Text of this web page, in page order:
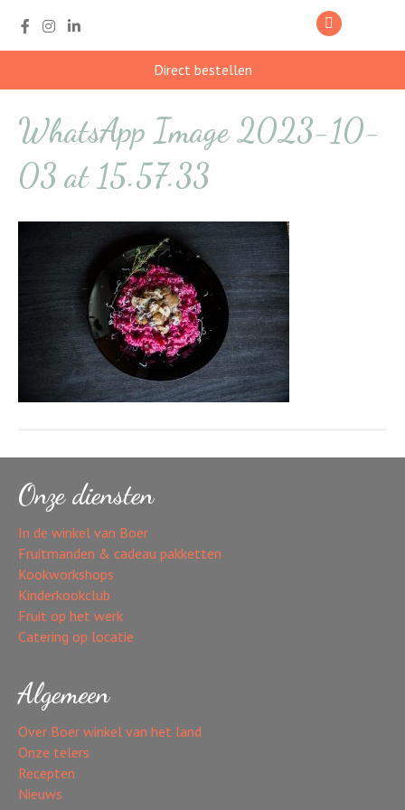
Direct bestellen
WhatsApp Image 2023-10-
03 at 15.57.33
Onze diensten
In de winkel van Boer
Fruitmanden & cadeau pakketten
Kookworkshops
Kinderkookclub
Fruit op het werk
Catering op locatie
Algemeen
Over Boer winkel van het land
Onze telers
Recepten
Nieuws